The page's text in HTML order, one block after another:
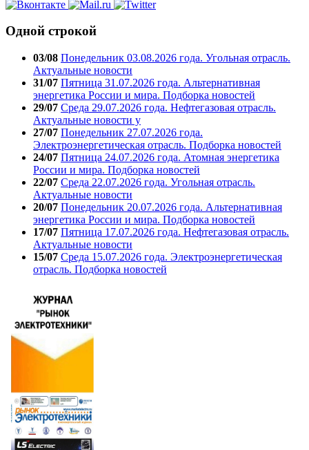
Одной строкой
03/08 Понедельник 03.08.2026 года. Угольная отрасль.
Актуальные новости
31/07 Пятница 31.07.2026 года. Альтернативная
энергетика России и мира. Подборка новостей
29/07 Среда 29.07.2026 года. Нефтегазовая отрасль.
Актуальные новости у
27/07 Понедельник 27.07.2026 года.
Электроэнергетическая отрасль. Подборка новостей
24/07 Пятница 24.07.2026 года. Атомная энергетика
России и мира. Подборка новостей
22/07 Среда 22.07.2026 года. Угольная отрасль.
Актуальные новости
20/07 Понедельник 20.07.2026 года. Альтернативная
энергетика России и мира. Подборка новостей
17/07 Пятница 17.07.2026 года. Нефтегазовая отрасль.
Актуальные новости
15/07 Среда 15.07.2026 года. Электроэнергетическая
отрасль. Подборка новостей